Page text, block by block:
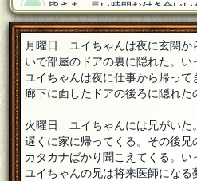
皆さま、長い時間お付き合いい
た。コウCHA様、FAおめでと
という試み、いかがだったでしょう
願いいたします。 [18年07月27日
コウCHA
[５００回良質問]
木曜日の「時計が読めない」と
目指している兄の頑張りが実を
ございますー。[編集済] [18年07月27
だんご部長
>>やつぎさん まだちょっと
27日 21:41]
月曜日 ユイちゃんは夜に玄関か
いで部屋のドアの裏に隠れた。い
ユイちゃんは夜に仕事から帰って
廊下に面したドアの後ろに隠れた
火曜日 ユイちゃんには兄がいた
遅くに家に帰ってくる。その後兄
カタカナばかり聞こえてくる。い
ユイちゃんの兄は将来医師にな